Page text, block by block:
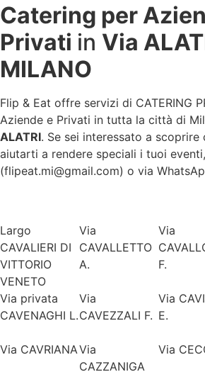
Catering per
Privati in Via
MILANO
Flip & Eat offre servizi di CATERING
Aziende e Privati in tutta la città di
ALATRI. Se sei interessato a scoprire
aiutarti a rendere speciali i tuoi
(flipeat.mi@gmail.com) o via
Largo
CAVALIERI DI
VITTORIO
VENETO
Via
CAVALLETTO
A.
Via
F.
Via privata
CAVENAGHI L.
Via
CAVEZZALI F.
Via
E.
Via CAVRIANAVia
CAZZANIGA
Via